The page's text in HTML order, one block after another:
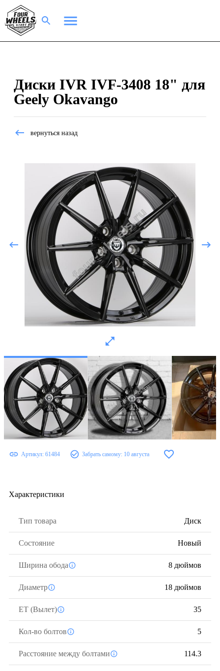
Диски IVR IVF-3408 18" для
Geely Okavango
вернуться назад
Артикул: 61484 Забрать самому: 10 августа
Характеристики
Тип товара Диск
Состояние Новый
Ширина обода 8 дюймов
Диаметр 18 дюймов
ЕТ (Вылет) 35
Кол-во болтов 5
Расстояние между болтами 114.3